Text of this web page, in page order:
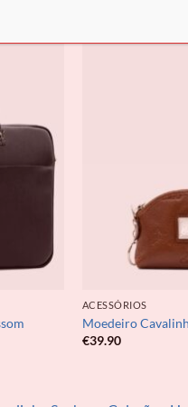
ACESSÓRIOS
Moedeiro
€39.90